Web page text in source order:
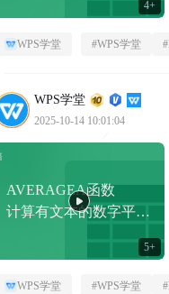
4+
WPS学堂 #WPS学堂 #
WPS学堂
2025-10-14 10:01:04
AVERAGEA函数
计算有文本的数字平均
5+
WPS学堂 #WPS学堂 #